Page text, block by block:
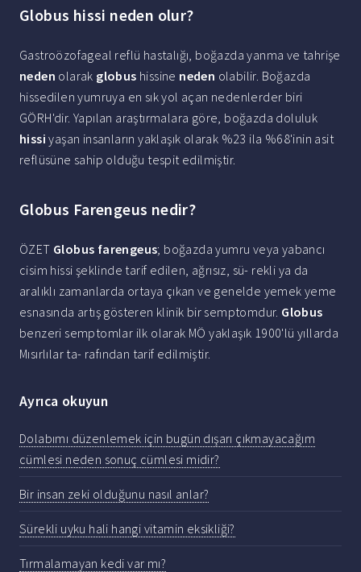
Globus hissi neden olur?
Gastroözofageal reflü hastalığı, boğazda yanma ve tahrişe
neden olarak globus hissine neden olabilir. Boğazda
hissedilen yumruya en sık yol açan nedenlerder biri
GÖRH'dir. Yapılan araştırmalara göre, boğazda doluluk
hissi yaşan insanların yaklaşık olarak %23 ila %68'inin asit
reflüsüne sahip olduğu tespit edilmiştir.
Globus Farengeus nedir?
ÖZET Globus farengeus; boğazda yumru veya yabancı
cisim hissi şeklinde tarif edilen, ağrısız, sü- rekli ya da
aralıklı zamanlarda ortaya çıkan ve genelde yemek yeme
esnasında artış gösteren klinik bir semptomdur. Globus
benzeri semptomlar ilk olarak MÖ yaklaşık 1900'lü yıllarda
Mısırlılar ta- rafından tarif edilmiştir.
Ayrıca okuyun
Dolabımı düzenlemek için bugün dışarı çıkmayacağım
cümlesi neden sonuç cümlesi midir?
Bir insan zeki olduğunu nasıl anlar?
Sürekli uyku hali hangi vitamin eksikliği?
Tırmalamayan kedi var mı?